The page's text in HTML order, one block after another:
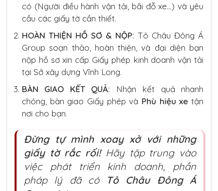
có (Người điều hành vận tải, bãi đỗ xe…) và yêu
cầu các giấy tờ cần thiết.
HOÀN THIỆN HỒ SƠ & NỘP: Tô Châu Đông Á
Group soạn thảo, hoàn thiện, và đại diện bạn
nộp hồ sơ xin cấp Giấy phép kinh doanh vận tải
tại Sở xây dựng Vĩnh Long.
BÀN GIAO KẾT QUẢ: Nhận kết quả nhanh
chóng, bàn giao Giấy phép và Phù hiệu xe tận
nơi cho bạn.
Đừng tự mình xoay xở với những
giấy tờ rắc rối!Hãy tập trung vào
việc phát triển kinh doanh, phần
pháp lý đã có
Tô Châu Đông Á